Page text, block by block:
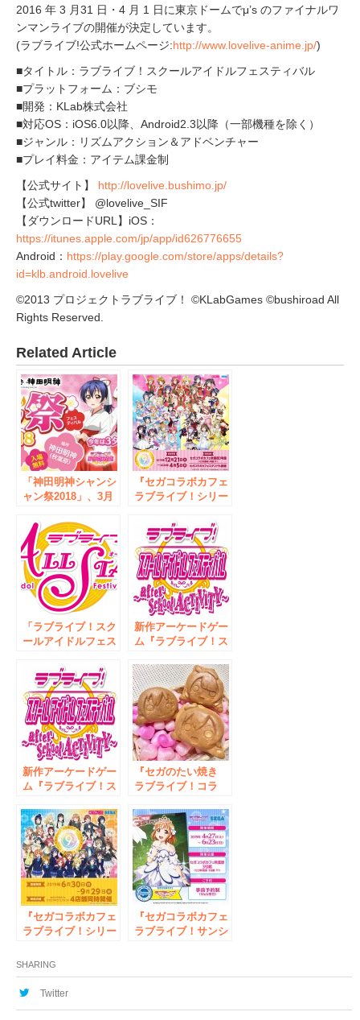
2016 年 3 月31 日・4 月 1 日に東京ドームでμ’s のファイナルワ
ンマンライブの開催が決定しています。
(ラブライブ!公式ホームページ:http://www.lovelive-anime.jp/)
■タイトル：ラブライブ！スクールアイドルフェスティバル
■プラットフォーム：ブシモ
■開発：KLab株式会社
■対応OS：iOS6.0以降、Android2.3以降（一部機種を除く）
■ジャンル：リズムアクション＆アドベンチャー
■プレイ料金：アイテム課金制
【公式サイト】 http://lovelive.bushimo.jp/
【公式twitter】 @lovelive_SIF
【ダウンロードURL】iOS：
https://itunes.apple.com/jp/app/id626776655
Android： https://play.google.com/store/apps/details?
id=klb.android.lovelive
©2013 プロジェクトラブライブ！ ©KLabGames ©bushiroad All
Rights Reserved.
Related Article
「神田明神シャンシ
ャン祭2018」、3月
『セガコラボカフェ
ラブライブ！シリー
ANNIVERSARY!
feat.ラブライブ！フ
ェス』開催のお知ら
せ
「ラブライブ！スク
ールアイドルフェス
STARS」Twitterア
カウント開設及び開
設記念動画公開・
「スクスタTwitterキ
ャンペーン」開催！
新作アーケードゲー
ム『ラブライブ！ス
スティバル ～after
school ACTIVITY
～』ロケテスト開催
のお知らせ
新作アーケードゲー
ム『ラブライブ！ス
スティバル ～after
school ACTIVITY
～』新たなプロモー
ショントレーラー公
開＆ロケテストで遊
べる楽曲情報のお知
らせ
『セガのたい焼き
ラブライブ！コラ
『セガコラボカフェ
ラブライブ！シリー
ANNIVERSARY！』
開催のお知らせ
『セガコラボカフェ
ラブライブ！サンシ
催のお知らせ
SHARING
Twitter